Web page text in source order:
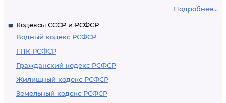
Подробнее...
Кодексы СССР и РСФСР
Водный кодекс РСФСР
ГПК РСФСР
Гражданский кодекс РСФСР
Жилищный кодекс РСФСР
Земельный кодекс РСФСР